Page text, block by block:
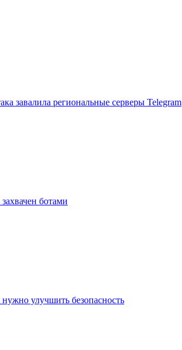
завалила региональные серверы Telegram
ботами
нужно улучшить безопасность